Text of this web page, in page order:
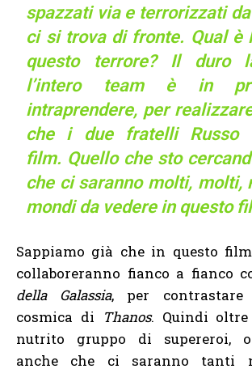
spazzati via e terrorizzati
ci si trova di fronte. Qual è
questo terrore? Il duro
l’intero team è in
intraprendere, per
che i due fratelli Russo
film. Quello che sto
che ci saranno molti, molti,
mondi da vedere in questo
Sappiamo già che in questo
collaboreranno fianco a fianco
della Galassia, per
cosmica di
Thanos. Quindi
nutrito gruppo di supereroi,
anche che ci saranno tanti